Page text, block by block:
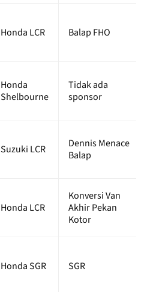
Honda LCR Balap FHO
Honda
Shelbourne
Tidak ada
sponsor
Suzuki LCR
Dennis Menace
Balap
Honda LCR
Konversi Van
Akhir Pekan
Kotor
Honda SGR SGR